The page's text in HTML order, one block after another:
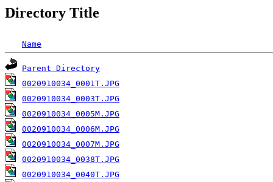
Directory Title
Name
Parent Directory
0020910034_0001T.JPG
0020910034_0003T.JPG
0020910034_0005M.JPG
0020910034_0006M.JPG
0020910034_0007M.JPG
0020910034_0038T.JPG
0020910034_0040T.JPG